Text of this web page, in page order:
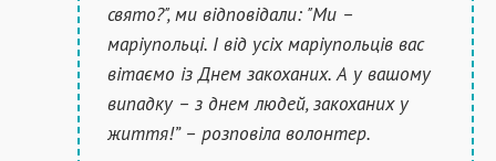
свято?", ми відповідали: "Ми –
маріупольці. І від усіх маріупольців вас
вітаємо із Днем закоханих. А у вашому
випадку – з днем ​​людей, закоханих у
життя!” – розповіла волонтер.